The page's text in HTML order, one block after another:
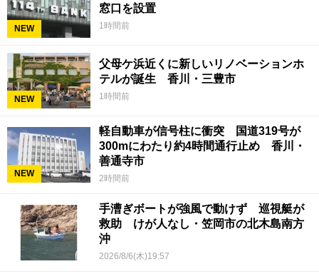
NEW
窓口を設置
1時間前
NEW
父母ケ浜近くに新しいリノベーションホ
テルが誕生 香川・三豊市
1時間前
NEW
軽自動車が信号柱に衝突 国道319号が
300mにわたり約4時間通行止め 香川・
善通寺市
2時間前
手漕ぎボートが強風で動けず 巡視艇が
救助 けが人なし・笠岡市の北木島南方
沖
2026/8/6(木)19:57